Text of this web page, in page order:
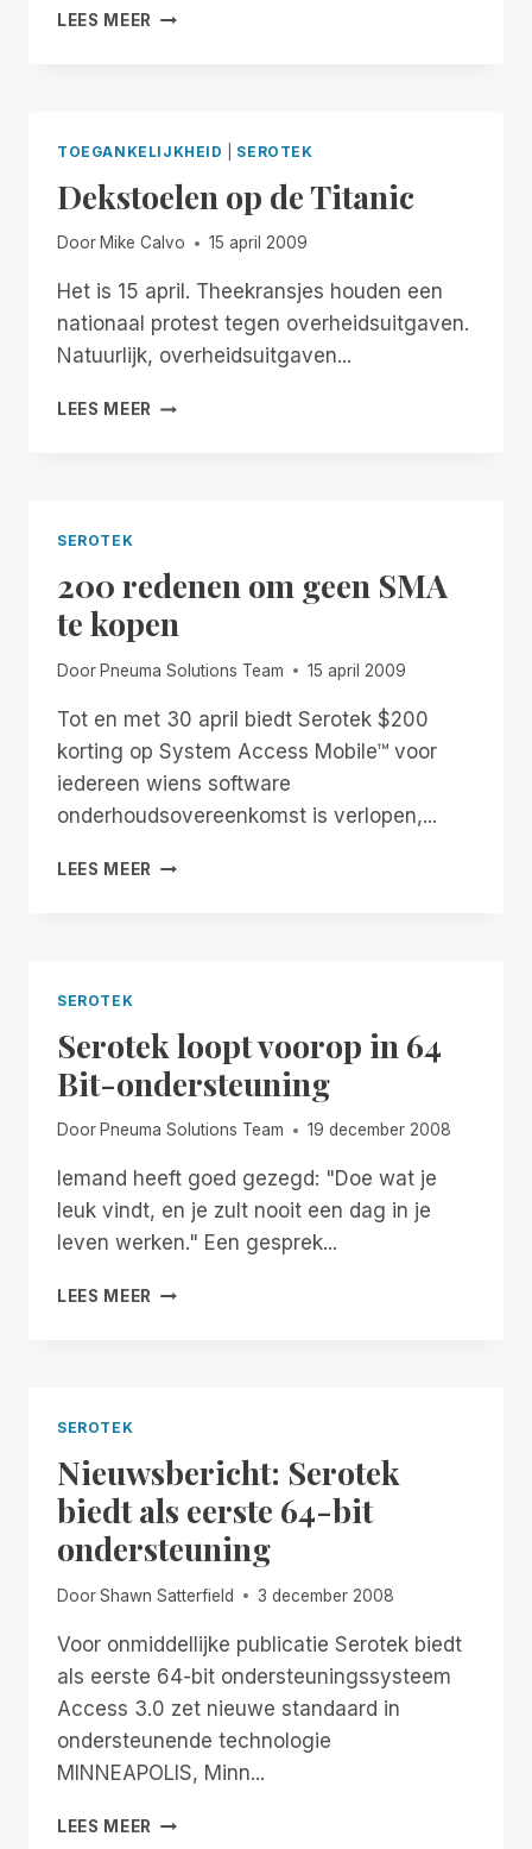
LEES MEER ENVISION
JONGERENKAMP
TOEGANKELIJKHEID SEROTEK
Dekstoelen op de Titanic
Door Mike Calvo 15 april 2009
Het is 15 april. Theekransjes houden een
nationaal protest tegen overheidsuitgaven.
Natuurlijk, overheidsuitgaven...
LEES MEER DEKSTOELEN
SEROTEK
200 redenen om geen SMA
te kopen
Door Pneuma Solutions Team 15 april 2009
Tot en met 30 april biedt Serotek $200
korting op System Access Mobile™ voor
iedereen wiens software
onderhoudsovereenkomst is verlopen,...
LEES MEER 200
SEROTEK
Serotek loopt voorop in 64
Bit-ondersteuning
Door Pneuma Solutions Team 19 december 2008
Iemand heeft goed gezegd: "Doe wat je
leuk vindt, en je zult nooit een dag in je
leven werken." Een gesprek...
LEES MEER SEROTEK
SEROTEK
Nieuwsbericht: Serotek
biedt als eerste 64-bit
ondersteuning
DoorShawn Satterfield 3 december 2008
Voor onmiddellijke publicatie Serotek biedt
als eerste 64-bit ondersteuningssysteem
Access 3.0 zet nieuwe standaard in
ondersteunende technologie
MINNEAPOLIS, Minn...
LEES MEER NIEUWSBERICHT: